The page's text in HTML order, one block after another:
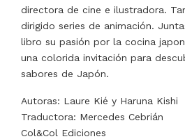
directora de cine e ilustradora.
dirigido series de animación.
libro su pasión por la cocina
una colorida invitación para
sabores de Japón.
Autoras: Laure Kié y Haruna Kishi
Traductora: Mercedes Cebrián
Col&Col Ediciones